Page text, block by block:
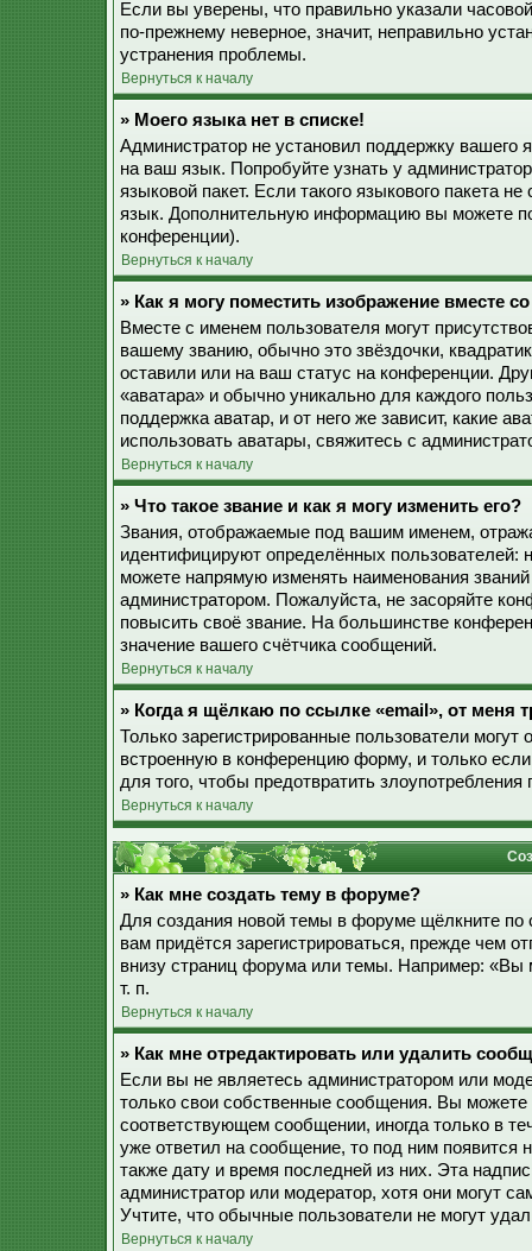
Если вы уверены, что правильно указали
по-прежнему неверное, значит, неправильно
устранения проблемы.
Вернуться к началу
» Моего языка нет в списке!
Администратор не установил поддержку вашего
на ваш язык. Попробуйте узнать у
языковой пакет. Если такого языкового пакета
язык. Дополнительную информацию вы можете
конференции).
Вернуться к началу
» Как я могу поместить изображение вместе
Вместе с именем пользователя могут
вашему званию, обычно это звёздочки,
оставили или на ваш статус на конференции.
«аватара» и обычно уникально для каждого
поддержка аватар, и от него же зависит, какие
использовать аватары, свяжитесь с
Вернуться к началу
» Что такое звание и как я могу изменить его?
Звания, отображаемые под вашим именем,
идентифицируют определённых
можете напрямую изменять наименования
администратором. Пожалуйста, не засоряйте
повысить своё звание. На большинстве
значение вашего счётчика сообщений.
Вернуться к началу
» Когда я щёлкаю по ссылке «email», от меня
Только зарегистрированные пользователи
встроенную в конференцию форму, и только
для того, чтобы предотвратить
Вернуться к началу
» Как мне создать тему в форуме?
Для создания новой темы в форуме щёлкните
вам придётся зарегистрироваться, прежде чем
внизу страниц форума или темы. Например: «Вы
т. п.
Вернуться к началу
» Как мне отредактировать или удалить
Если вы не являетесь администратором или
только свои собственные сообщения. Вы
соответствующем сообщении, иногда только в
уже ответил на сообщение, то под ним появится
также дату и время последней из них. Эта
администратор или модератор, хотя они могут
Учтите, что обычные пользователи не могут
Вернуться к началу